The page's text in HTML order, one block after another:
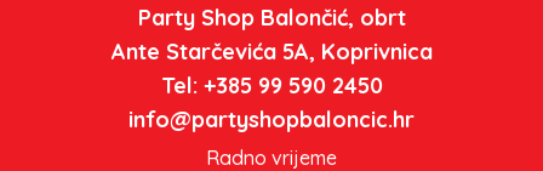
Party Shop Balončić, obrt
Ante Starčevića 5A, Koprivnica
Tel: +385 99 590 2450
info@partyshopbaloncic.hr
Radno vrijeme